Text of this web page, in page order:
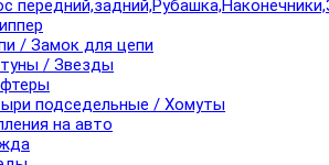
/ Замок для цепи
/ Звезды
подседельные / Хомуты
на авто